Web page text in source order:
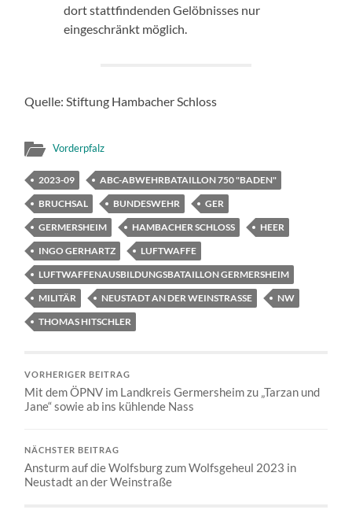
dort stattfindenden Gelöbnisses nur
eingeschränkt möglich.
Quelle: Stiftung Hambacher Schloss
Vorderpfalz
2023-09
ABC-ABWEHRBATAILLON 750 "BADEN"
BRUCHSAL
BUNDESWEHR
GER
GERMERSHEIM
HAMBACHER SCHLOSS
HEER
INGO GERHARTZ
LUFTWAFFE
LUFTWAFFENAUSBILDUNGSBATAILLON GERMERSHEIM
MILITÄR
NEUSTADT AN DER WEINSTRASSE
NW
THOMAS HITSCHLER
VORHERIGER BEITRAG
Mit dem ÖPNV im Landkreis Germersheim zu „Tarzan und
Jane“ sowie ab ins kühlende Nass
NÄCHSTER BEITRAG
Ansturm auf die Wolfsburg zum Wolfsgeheul 2023 in
Neustadt an der Weinstraße